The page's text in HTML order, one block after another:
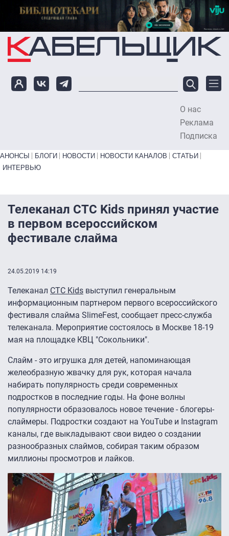
Перейти к основному содержанию
О нас
Реклама
Подписка
Primary links bottom
АНОНСЫ БЛОГИ НОВОСТИ НОВОСТИ КАНАЛОВ
СТАТЬИ
ИНТЕРВЬЮ
Телеканал СТС Kids принял участие
в первом всероссийском
фестивале слайма
24.05.2019 14:19
Телеканал СТС Kids выступил генеральным
информационным партнером первого всероссийского
фестиваля слайма SlimeFest, сообщает пресс-служба
телеканала. Мероприятие состоялось в Москве 18-19
мая на площадке КВЦ "Сокольники".
Слайм - это игрушка для детей, напоминающая
желеобразную жвачку для рук, которая начала
набирать популярность среди современных
подростков в последние годы. На фоне волны
популярности образовалось новое течение - блогеры-
слаймеры. Подростки создают на YouTube и Instagram
каналы, где выкладывают свои видео о создании
разнообразных слаймов, собирая таким образом
миллионы просмотров и лайков.